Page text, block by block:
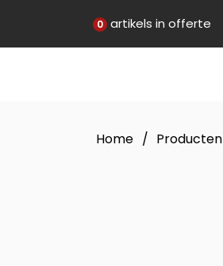
0 artikels in offerte
Home / Producten